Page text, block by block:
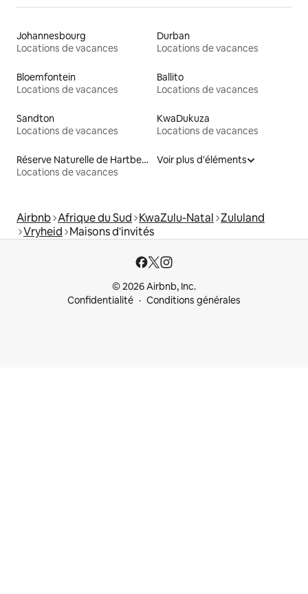
Johannesbourg
Locations de vacances
Durban
Locations de vacances
Bloemfontein
Locations de vacances
Ballito
Locations de vacances
Sandton
Locations de vacances
KwaDukuza
Locations de vacances
Réserve Naturelle de Hartbeespoort
Locations de vacances
Voir plus d'éléments
Airbnb Afrique du Sud KwaZulu-Natal Zululand
Vryheid Maisons d'invités
© 2026 Airbnb, Inc.
Confidentialité
Conditions générales